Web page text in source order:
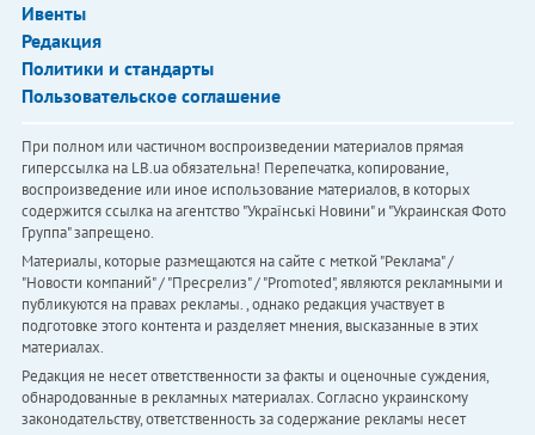
Ивенты
Редакция
Политики и стандарты
Пользовательское соглашение
При полном или частичном воспроизведении материалов прямая
гиперссылка на LB.ua обязательна! Перепечатка, копирование,
воспроизведение или иное использование материалов, в которых
содержится ссылка на агентство "Українськi Новини" и "Украинская Фото
Группа" запрещено.
Материалы, которые размещаются на сайте с меткой "Реклама" /
"Новости компаний" / "Пресрелиз" / "Promoted", являются рекламными и
публикуются на правах рекламы. , однако редакция участвует в
подготовке этого контента и разделяет мнения, высказанные в этих
материалах.
Редакция не несет ответственности за факты и оценочные суждения,
обнародованные в рекламных материалах. Согласно украинскому
законодательству, ответственность за содержание рекламы несет